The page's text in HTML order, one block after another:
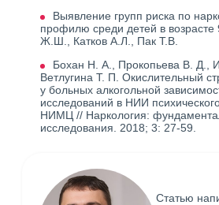
Выявление групп риска по
профилю среди детей в
Ж.Ш., Катков А.Л., Пак Т.В.
Бохан Н. А., Прокопьева В. Д.,
Ветлугина Т. П. Окислительный
у больных алкогольной
исследований в НИИ
НИМЦ // Наркология:
исследования. 2018; 3: 27-59.
Статью